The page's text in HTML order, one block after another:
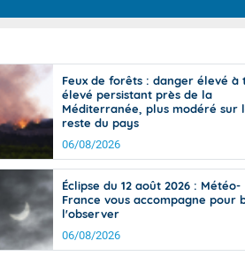
de
Phénomènes dangereux de
Avertissement pluies intenses
des communes (Apic)
Bulletins Marine
d'avalanche
Météo des forêts
Vigicrues
Feux de forêts : danger élevé à
élevé persistant près de la
Méditerranée, plus modéré sur
reste du pays
06/08/2026
Éclipse du 12 août 2026 : Météo-
France vous accompagne pour
l'observer
06/08/2026